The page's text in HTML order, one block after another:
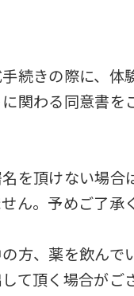
続きの際に、体
関わる同意書を
を頂けない場合
ん。予めご了承
方、薬を飲んで
て頂く場合がご
page.
if
use
an
service,